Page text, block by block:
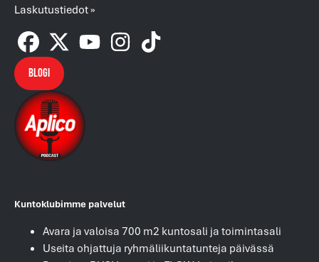
Laskutustiedot »
Blogi
Kuntoklubimme palvelut
Avara ja valoisa 700 m2 kuntosali ja toimintasali
Useita ohjattuja ryhmäliikuntatunteja päivässä